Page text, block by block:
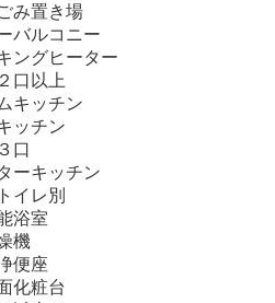
み置き場
バルコニー
ングヒーター
口以上
キッチン
ッチン
口
ーキッチン
イレ別
浴室
機
便座
化粧台